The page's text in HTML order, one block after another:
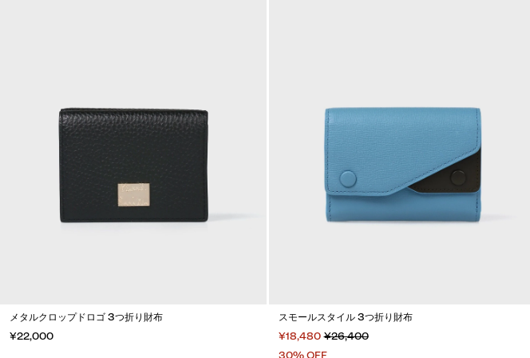
メタルクロップドロゴ 3つ折り財布
¥22,000
スモールスタイル 3つ折り財布
¥18,480 ¥26,400
30% OFF